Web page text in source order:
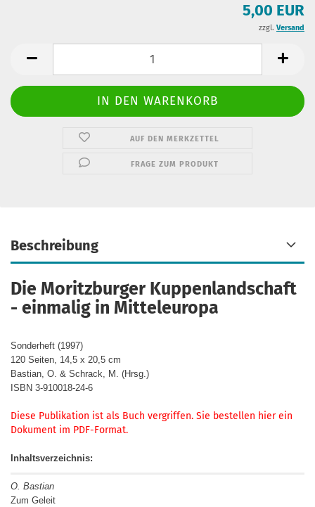
5,00 EUR
zzgl. Versand
AUF DEN MERKZETTEL
FRAGE ZUM PRODUKT
Beschreibung
Die Moritzburger Kuppenlandschaft
- einmalig in Mitteleuropa
Sonderheft (1997)
120 Seiten, 14,5 x 20,5 cm
Bastian, O. & Schrack, M. (Hrsg.)
ISBN 3-910018-24-6
Diese Publikation ist als Buch vergriffen. Sie bestellen hier ein
Dokument im PDF-Format.​
Inhaltsverzeichnis:
O. Bastian
Zum Geleit